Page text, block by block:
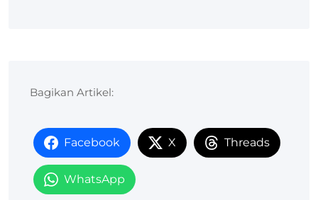
Bagikan Artikel:
Facebook X Threads
WhatsApp